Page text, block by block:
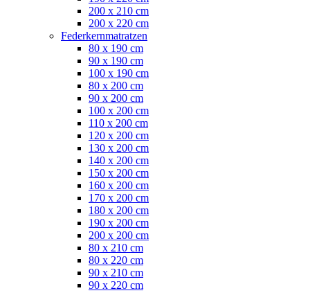
200 x 210 cm
200 x 220 cm
Federkernmatratzen
80 x 190 cm
90 x 190 cm
100 x 190 cm
80 x 200 cm
90 x 200 cm
100 x 200 cm
110 x 200 cm
120 x 200 cm
130 x 200 cm
140 x 200 cm
150 x 200 cm
160 x 200 cm
170 x 200 cm
180 x 200 cm
190 x 200 cm
200 x 200 cm
80 x 210 cm
80 x 220 cm
90 x 210 cm
90 x 220 cm